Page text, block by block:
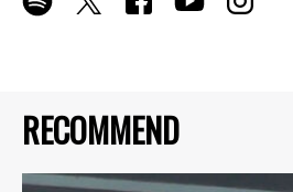
RECOMMEND